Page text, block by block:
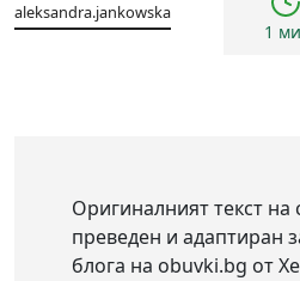
aleksandra.jankowska
1
Оригиналният текст на
преведен и адаптиран
блога на obuvki.bg от